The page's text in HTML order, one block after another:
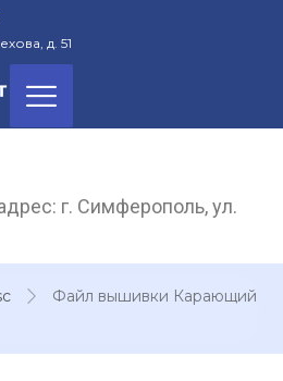
д. 51
г. Симферополь, ул.
Файл вышивки Карающий